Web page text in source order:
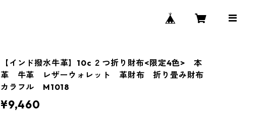
【インド撥水牛革】10c ２つ折り財布<限定4色> 本
革 牛革 レザーウォレット 革財布 折り畳み財布
カラフル M1018
¥9,460